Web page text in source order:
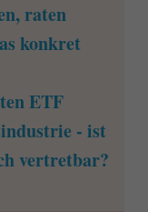
raten
konkret
ETF
- ist
vertretbar?